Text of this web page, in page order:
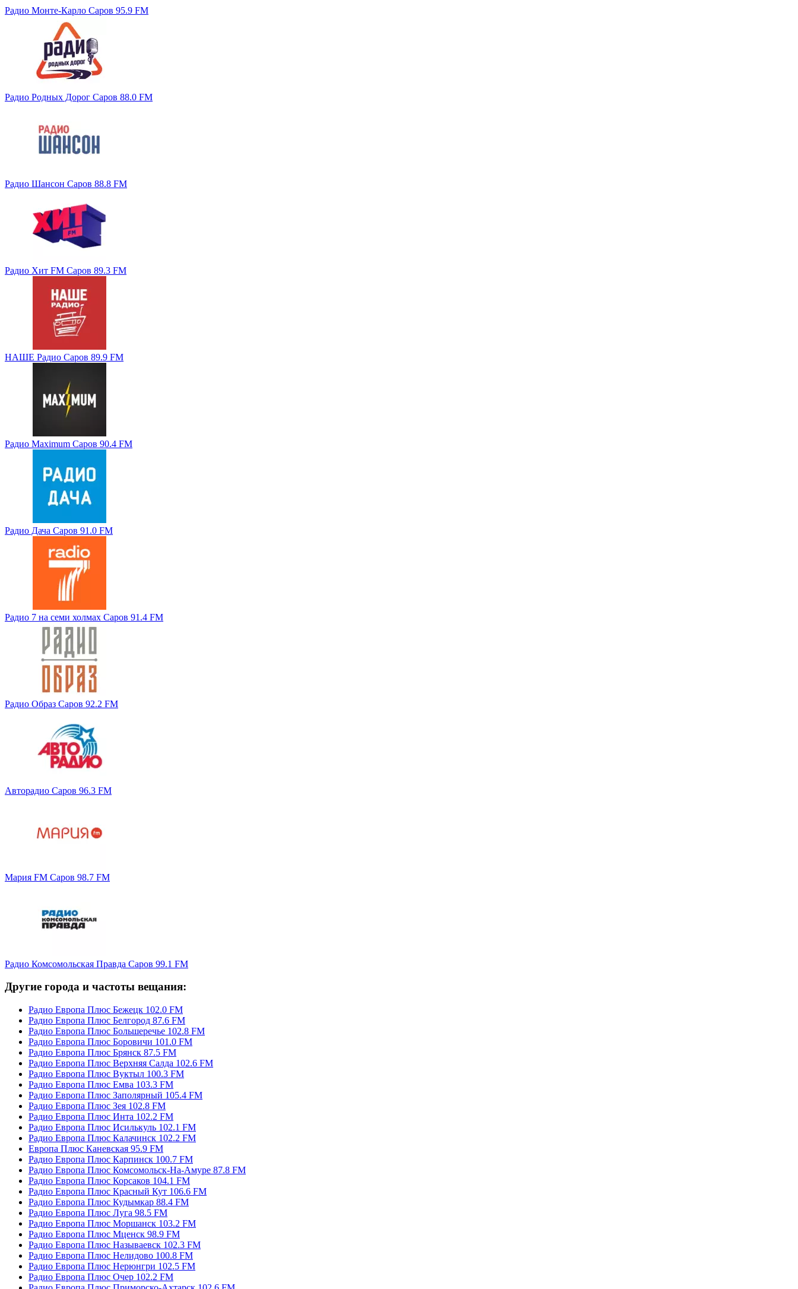
Радио Монте-Карло Саров 95.9 FM
Радио Родных Дорог Саров 88.0 FM
Радио Шансон Саров 88.8 FM
Радио Хит FM Саров 89.3 FM
НАШЕ Радио Саров 89.9 FM
Радио Maximum Саров 90.4 FM
Радио Дача Саров 91.0 FM
Радио 7 на семи холмах Саров 91.4 FM
Радио Образ Саров 92.2 FM
Авторадио Саров 96.3 FM
Мария FM Саров 98.7 FM
Радио Комсомольская Правда Саров 99.1 FM
Другие города и частоты вещания:
Радио Европа Плюс Бежецк 102.0 FM
Радио Европа Плюс Белгород 87.6 FM
Радио Европа Плюс Большеречье 102.8 FM
Радио Европа Плюс Боровичи 101.0 FM
Радио Европа Плюс Брянск 87.5 FM
Радио Европа Плюс Верхняя Салда 102.6 FM
Радио Европа Плюс Вуктыл 100.3 FM
Радио Европа Плюс Емва 103.3 FM
Радио Европа Плюс Заполярный 105.4 FM
Радио Европа Плюс Зея 102.8 FM
Радио Европа Плюс Инта 102.2 FM
Радио Европа Плюс Исилькуль 102.1 FM
Радио Европа Плюс Калачинск 102.2 FM
Европа Плюс Каневская 95.9 FM
Радио Европа Плюс Карпинск 100.7 FM
Радио Европа Плюс Комсомольск-На-Амуре 87.8 FM
Радио Европа Плюс Корсаков 104.1 FM
Радио Европа Плюс Красный Кут 106.6 FM
Радио Европа Плюс Кудымкар 88.4 FM
Радио Европа Плюс Луга 98.5 FM
Радио Европа Плюс Моршанск 103.2 FM
Радио Европа Плюс Мценск 98.9 FM
Радио Европа Плюс Называевск 102.3 FM
Радио Европа Плюс Нелидово 100.8 FM
Радио Европа Плюс Нерюнгри 102.5 FM
Радио Европа Плюс Очер 102.2 FM